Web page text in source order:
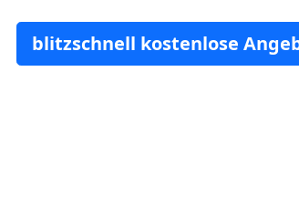
blitzschnell kostenlose